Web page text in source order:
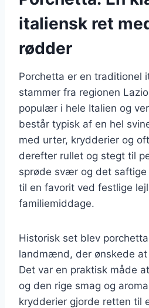
italiensk ret
rødder
Porchetta er en traditionel
stammer fra regionen
populær i hele Italien og
består typisk af en hel
med urter, krydderier og
derefter rullet og stegt til
sprøde svær og det saftige
til en favorit ved festlige
familiemiddage.
Historisk set blev
landmænd, der ønskede
Det var en praktisk måde
og den rige smag og
krydderier gjorde retten til